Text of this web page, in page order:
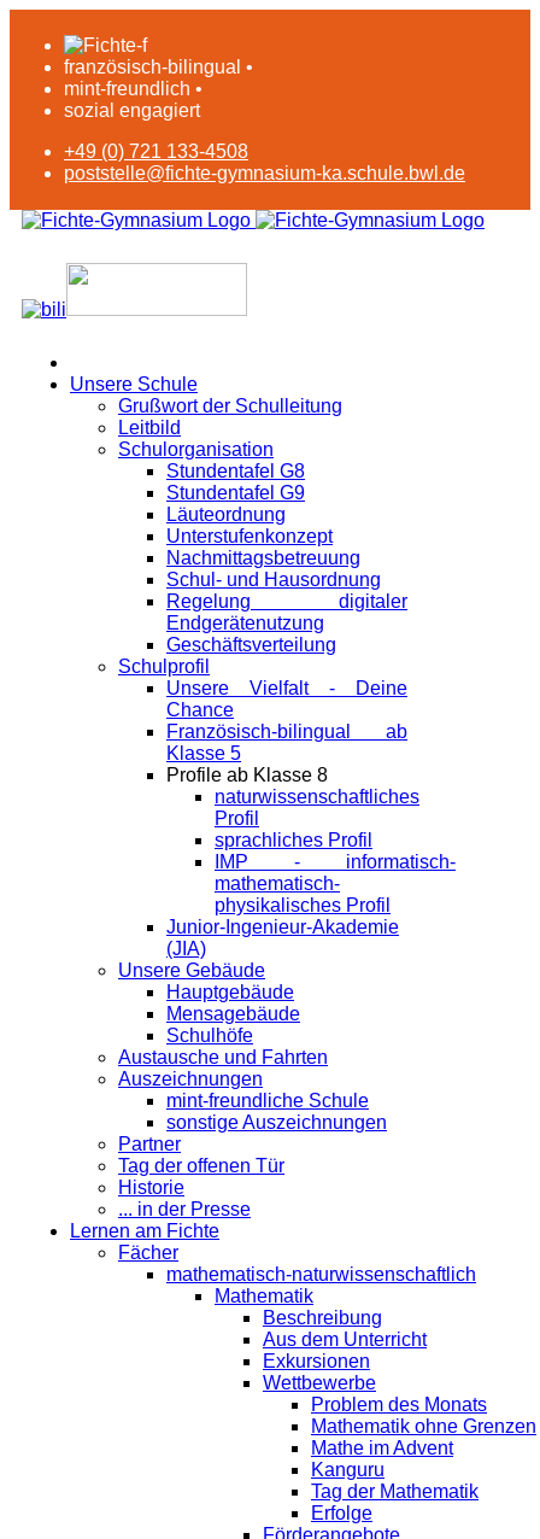
französisch-bilingual •
mint-freundlich •
sozial engagiert
+49 (0) 721 133-4508
poststelle@fichte-gymnasium-ka.schule.bwl.de
Unsere Schule
Grußwort der Schulleitung
Leitbild
Schulorganisation
Stundentafel G8
Stundentafel G9
Läuteordnung
Unterstufenkonzept
Nachmittagsbetreuung
Schul- und Hausordnung
Regelung digitaler
Endgeräte­nutzung
Geschäftsverteilung
Schulprofil
Unsere Vielfalt - Deine
Chance
Französisch-bilingual ab
Klasse 5
Profile ab Klasse 8
naturwissenschaftliches
Profil
sprachliches Profil
IMP - informatisch-
mathematisch-
physikalisches Profil
Junior-Ingenieur-Akademie
(JIA)
Unsere Gebäude
Hauptgebäude
Mensagebäude
Schulhöfe
Austausche und Fahrten
Auszeichnungen
mint-freundliche Schule
sonstige Auszeichnungen
Partner
Tag der offenen Tür
Historie
... in der Presse
Lernen am Fichte
Fächer
mathematisch-naturwissenschaftlich
Mathematik
Beschreibung
Aus dem Unterricht
Exkursionen
Wettbewerbe
Problem des Monats
Mathematik ohne Grenzen
Mathe im Advent
Kanguru
Tag der Mathematik
Erfolge
Förderangebote